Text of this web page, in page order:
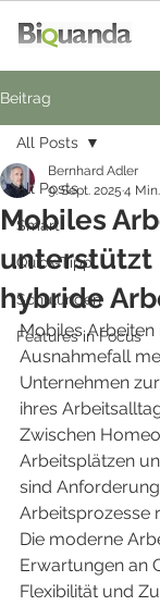
Beitrag
All Posts
Smart
Quick-Tipp
Schulungen
Features in Focus
All Posts
Mobiles
unterstützt
hybride
Bernhard Adler
9. Sept. 2025 4
Mobiles Arbeiten
Ausnahmefall
Unternehmen
ihres
Zwischen
Arbeitsplätzen
sind
Arbeitsprozesse
Die moderne
Erwartungen an
Flexibilität und